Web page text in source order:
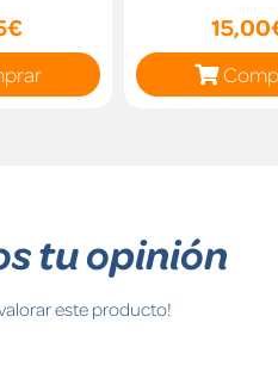
tu opinión
este producto!